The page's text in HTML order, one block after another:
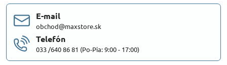
E-mail
obchod@maxstore.sk
Telefón
033 /640 86 81 (Po-Pia: 9:00 - 17:00)